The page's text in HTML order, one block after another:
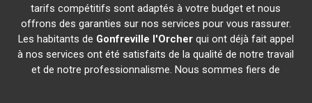
tarifs compétitifs sont adaptés à votre budget et nous
offrons des garanties sur nos services pour vous rassurer.
Les habitants de Gonfreville l'Orcherqui ont déjà fait appel
à nos services ont été satisfaits de la qualité de notre travail
et de notre professionnalisme. Nous sommes fiers de